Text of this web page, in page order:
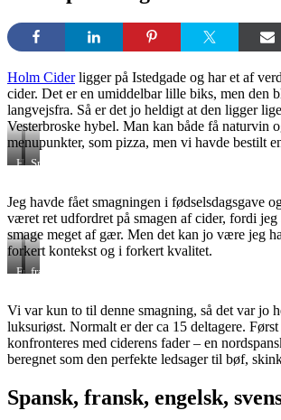
Holm Ciderligger på Istedgade og har et af
cider. Det er en umiddelbar lille biks, men den
langvejsfra. Så er det jo heldigt at den ligger
Vesterbroske hybel. Man kan både få naturvin
menupunkter, som pizza, men vi havde bestilt
HolmSpansk
Jeg havde fået smagningen i fødselsdagsgave
været ret udfordret på smagen af cider, fordi jeg
smage meget af gær. Men det kan jo være jeg
forkert kontekst og i forkert kvalitet.
Fransk
fra
Vi var kun to til denne smagning, så det var jo
luksuriøst. Normalt er der ca 15 deltagere.
konfronteres med ciderens fader – en
beregnet som den perfekte ledsager til bøf,
Spansk, fransk, engelsk,